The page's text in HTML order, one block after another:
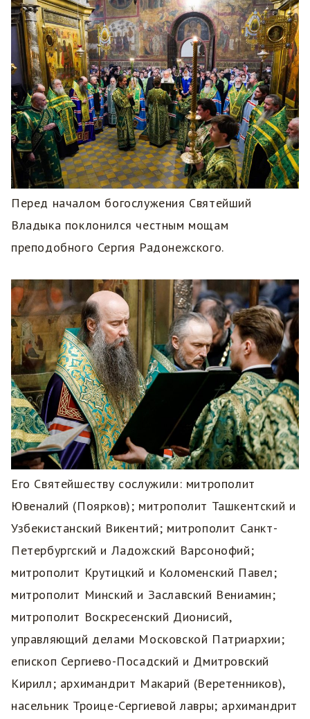
Перед началом богослужения Святейший
Владыка поклонился честным мощам
преподобного Сергия Радонежского.
Его Святейшеству сослужили: митрополит
Ювеналий (Поярков); митрополит Ташкентский и
Узбекистанский Викентий; митрополит Санкт-
Петербургский и Ладожский Варсонофий;
митрополит Крутицкий и Коломенский Павел;
митрополит Минский и Заславский Вениамин;
митрополит Воскресенский Дионисий,
управляющий делами Московской Патриархии;
епископ Сергиево-Посадский и Дмитровский
Кирилл; архимандрит Макарий (Веретенников),
насельник Троице-Сергиевой лавры; архимандрит